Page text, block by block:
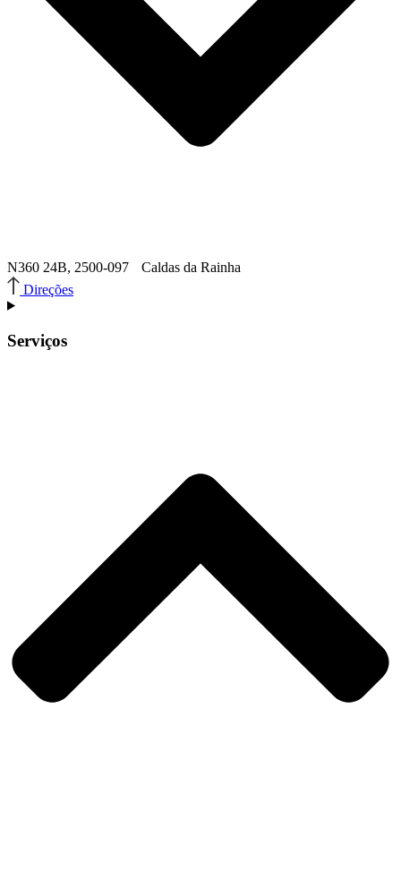
N360 24B, 2500-097 Caldas da Rainha
Direções
Serviços